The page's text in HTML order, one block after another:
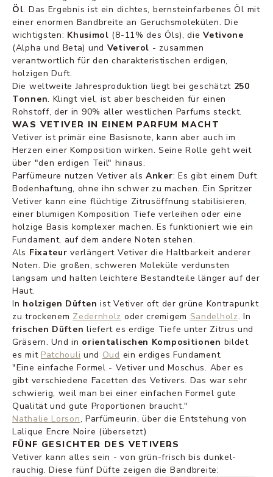
Öl. Das Ergebnis ist ein dichtes, bernsteinfarbenes Öl mit
einer enormen Bandbreite an Geruchsmolekülen. Die
wichtigsten: Khusimol (8-11% des Öls), dieVetivone
(Alpha und Beta) und Vetiverol - zusammen
verantwortlich für den charakteristischen erdigen,
holzigen Duft.
Die weltweite Jahresproduktion liegt bei geschätzt 250
Tonnen. Klingt viel, ist aber bescheiden für einen
Rohstoff, der in 90% aller westlichen Parfums steckt.
WAS VETIVER IN EINEM PARFUM MACHT
Vetiver ist primär eine Basisnote, kann aber auch im
Herzen einer Komposition wirken. Seine Rolle geht weit
über "den erdigen Teil" hinaus.
Parfümeure nutzen Vetiver als Anker: Es gibt einem Duft
Bodenhaftung, ohne ihn schwer zu machen. Ein Spritzer
Vetiver kann eine flüchtige Zitrusöffnung stabilisieren,
einer blumigen Komposition Tiefe verleihen oder eine
holzige Basis komplexer machen. Es funktioniert wie ein
Fundament, auf dem andere Noten stehen.
Als Fixateur verlängert Vetiver die Haltbarkeit anderer
Noten. Die großen, schweren Moleküle verdunsten
langsam und halten leichtere Bestandteile länger auf der
Haut.
In holzigen Düften ist Vetiver oft der grüne Kontrapunkt
zu trockenem Zedernholz oder cremigem Sandelholz. In
frischen Düften liefert es erdige Tiefe unter Zitrus und
Gräsern. Und in orientalischen Kompositionen bildet
es mit Patchouli und Oud ein erdiges Fundament.
"Eine einfache Formel - Vetiver und Moschus. Aber es
gibt verschiedene Facetten des Vetivers. Das war sehr
schwierig, weil man bei einer einfachen Formel gute
Qualität und gute Proportionen braucht."
Nathalie Lorson, Parfümeurin, über die Entstehung von
Lalique Encre Noire (übersetzt)
FÜNF GESICHTER DES VETIVERS
Vetiver kann alles sein - von grün-frisch bis dunkel-
rauchig. Diese fünf Düfte zeigen die Bandbreite: